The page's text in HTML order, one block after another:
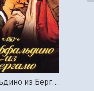
Труффальдино из Бергамо (1976г., Ленфильм, 2 серии)